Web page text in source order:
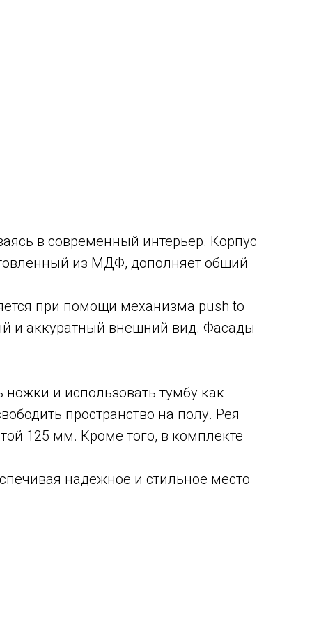
в современный интерьер. Корпус
из МДФ, дополняет общий
при помощи механизма push to
и аккуратный внешний вид. Фасады
и использовать тумбу как
пространство на полу. Рея
125 мм. Кроме того, в комплекте
надежное и стильное место